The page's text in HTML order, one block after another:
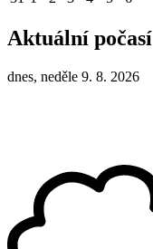
Aktuální počasí
dnes, neděle 9. 8. 2026